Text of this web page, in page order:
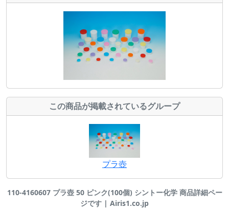
この商品が掲載されているグループ
プラ壺
110-4160607 プラ壺 50 ピンク(100個) シントー化学 商品詳細ペー
ジです | Airis1.co.jp